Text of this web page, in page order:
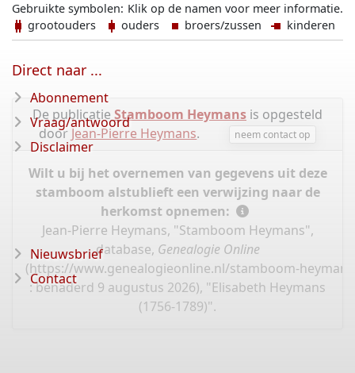
Klik op de namen voor meer informatie.
Gebruikte symbolen:
grootouders
ouders broers/zussen kinderen
De publicatie Stamboom Heymans is opgesteld
door Jean-Pierre Heymans. neem contact op
Wilt u bij het overnemen van gegevens uit deze
stamboom alstublieft een verwijzing naar de
herkomst opnemen:
Jean-Pierre Heymans, "Stamboom Heymans",
database, Genealogie Online
(https://www.genealogieonline.nl/stamboom-
: benaderd 9 augustus 2026), "Elisabeth Heymans
(1756-1789)".
Direct naar ...
Abonnement
Vraag/antwoord
Disclaimer
Nieuwsbrief
Contact